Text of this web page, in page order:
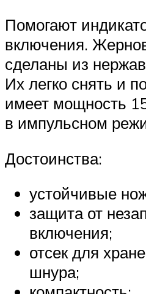
Помогают
включения.
сделаны из
Их легко снять и
имеет мощность
в импульсном
Достоинства:
устойчивые
защита от
включения;
отсек для
шнура;